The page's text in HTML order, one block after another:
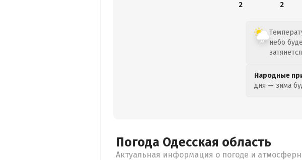
2
2
небо
Народные
дня — зима
Погода Одесская область
Актуальная информация о погоде и